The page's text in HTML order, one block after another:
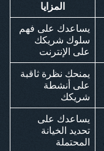
المزايا
يساعدك على فهم
سلوك شريكك
على الإنترنت
يمنحك نظرة ثاقبة
على أنشطة
شريكك
يساعدك على
تحديد الخيانة
المحتملة